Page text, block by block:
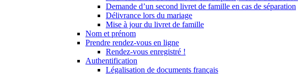
Demande d’un second livret de famille en cas de séparation
Délivrance lors du mariage
Mise à jour du livret de famille
Nom et prénom
Prendre rendez-vous en ligne
Rendez-vous enregistré !
Authentification
Légalisation de documents français